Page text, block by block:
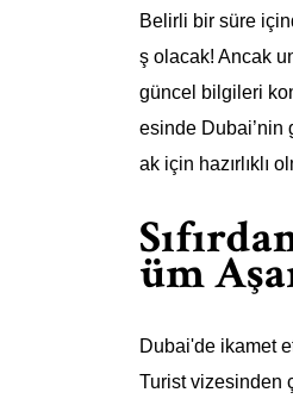
Belirli bir süre
ş olacak! Ancak
güncel bilgileri
esinde Dubai’nin
ak için hazırlıklı
üm
Dubai'de ikamet
Turist vizesinden